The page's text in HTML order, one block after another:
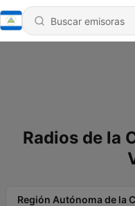
Radios de la
Región Autónoma de la